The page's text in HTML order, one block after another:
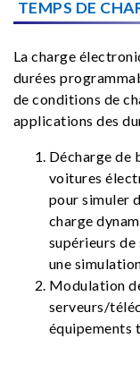
TEMPS DE
La charge
durées
de conditions de
applications des
Décharge de
voitures
pour simuler
charge
supérieurs
une
Modulation
serveurs/
équipements